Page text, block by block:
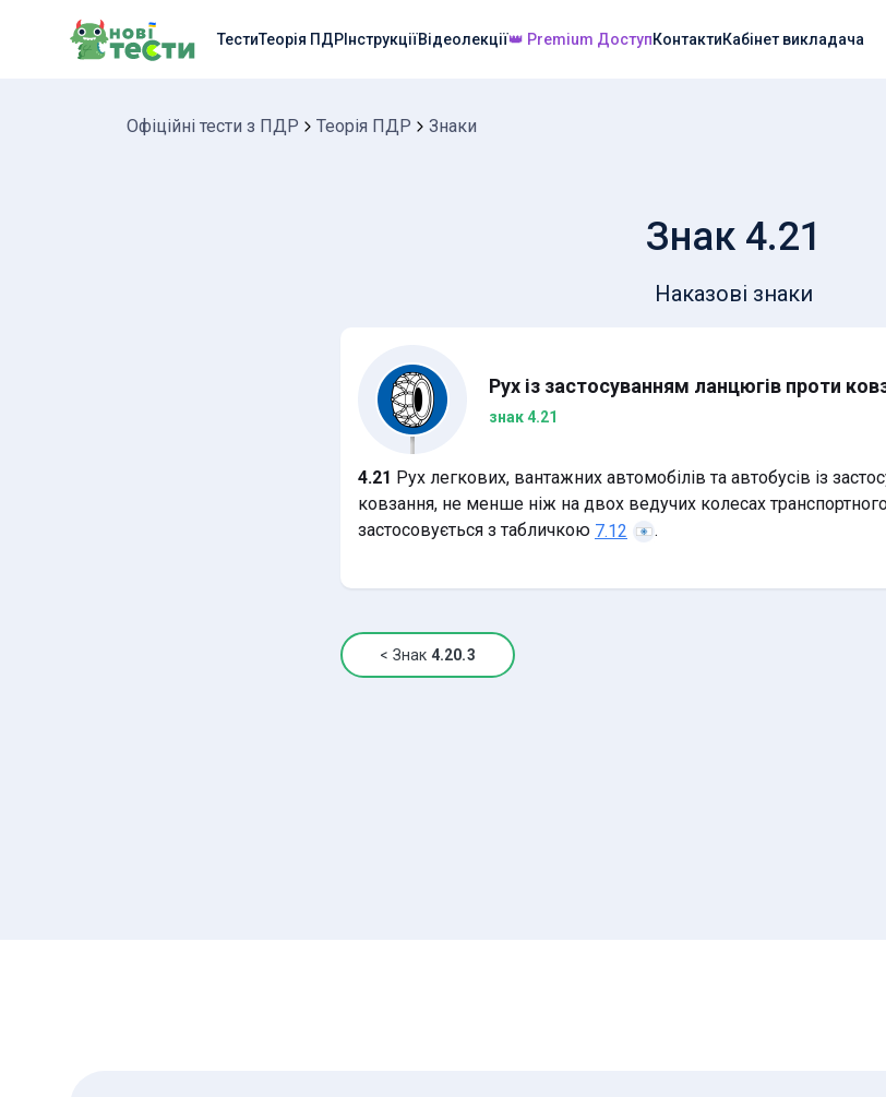
ТестиТеорія ПДР ІнструкціїВідеолекції👑 Premium ДоступКонтактиКабінет викладача
Офіційні тести з ПДР Теорія ПДР Знаки
Знак 4.21
Наказові знаки
Рух із застосуванням ланцюгів проти
знак 4.21
4.21 Рух легкових, вантажних автомобілів та автобусів із
ковзання, не менше ніж на двох ведучих колесах
застосовується з табличкою 7.12 .
< Знак 4.20.3